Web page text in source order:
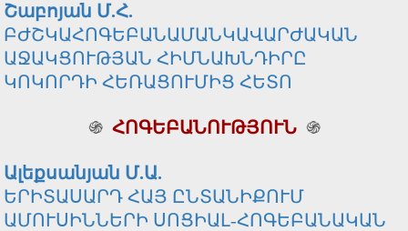
Շաբոյան Մ.Հ.
ԲԺՇԿԱՀՈԳԵԲԱՆԱՄԱՆԿԱՎԱՐԺԱԿԱՆ
ԱՋԱԿՑՈՒԹՅԱՆ ՀԻՄՆԱԽՆԴԻՐԸ
ԿՈԿՈՐԴԻ ՀԵՌԱՑՈՒՄԻՑ ՀԵՏՈ
֍ ՀՈԳԵԲԱՆՈՒԹՅՈՒՆ ֍
Ալեքսանյան Մ.Ա.
ԵՐԻՏԱՍԱՐԴ ՀԱՅ ԸՆՏԱՆԻՔՈՒՄ
ԱՄՈՒՍԻՆՆԵՐԻ ՍՈՑԻԱԼ-ՀՈԳԵԲԱՆԱԿԱՆ